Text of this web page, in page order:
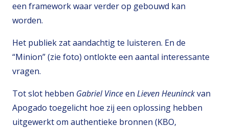
een framework waar verder op gebouwd kan
worden.
Het publiek zat aandachtig te luisteren. En de
“Minion” (zie foto) ontlokte een aantal interessante
vragen.
Tot slot hebben Gabriel Vinceen Lieven Heuninckvan
Apogado toegelicht hoe zij een oplossing hebben
uitgewerkt om authentieke bronnen (KBO,